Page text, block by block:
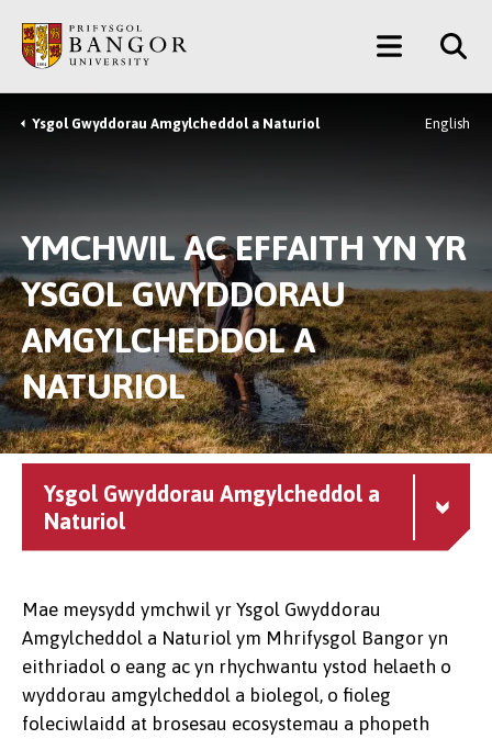
Prif
Gynnwys
Main
Menu
Breadcrumb
Ysgol Gwyddorau Amgylcheddol a Naturiol English
YMCHWIL AC EFFAITH YN YR
YSGOL GWYDDORAU
AMGYLCHEDDOL A
NATURIOL
Ysgol Gwyddorau Amgylcheddol a
Naturiol
Mae meysydd ymchwil yr Ysgol Gwyddorau
Amgylcheddol a Naturiol ym Mhrifysgol Bangor yn
eithriadol o eang ac yn rhychwantu ystod helaeth o
wyddorau amgylcheddol a biolegol, o fioleg
foleciwlaidd at brosesau ecosystemau a phopeth